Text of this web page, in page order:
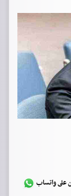
على واتساب